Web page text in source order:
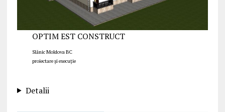
OPTIM EST CONSTRUCT
Slănic Moldova BC
proiectare și execuție
Detalii